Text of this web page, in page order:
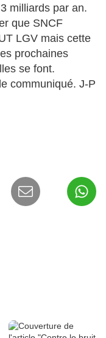
milliards par an.
que SNCF
LGV mais cette
prochaines
se font.
communiqué. J-P